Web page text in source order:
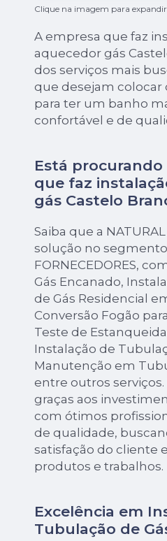
Clique na imagem para expandir
A empresa que faz
aquecedor gás
dos serviços mais
que desejam
para ter um banho
confortável e de
Está
que faz
gás Castelo
Saiba que a
solução no segmento
FORNECEDORES,
Gás Encanado,
de Gás Residencial
Conversão Fogão
Teste de
Instalação de
Manutenção em
entre outros
graças aos
com ótimos
de qualidade,
satisfação do cliente
produtos e trabalhos.
Excelência em
Tubulação de